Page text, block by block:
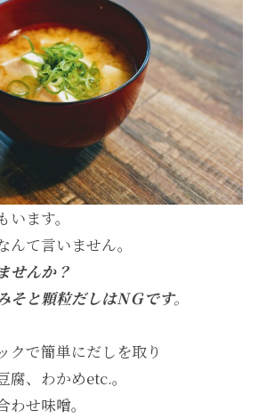
ます。
て言いません。
せんか？
そと顆粒だしはNＧです。
クで簡単にだしを取り
、わかめetc.。
せ味噌。